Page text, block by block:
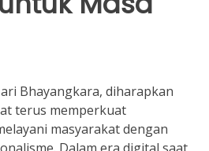
Bhayangkara, diharapkan
terus memperkuat
masyarakat dengan